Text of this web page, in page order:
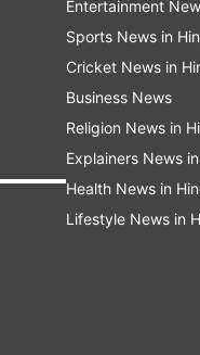
Entertainment
Sports News in
Cricket News in
Business News
Religion News in
Explainers News
Health News in
Lifestyle News in